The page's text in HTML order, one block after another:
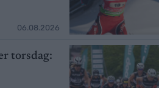
06.08.2026
torsdag: